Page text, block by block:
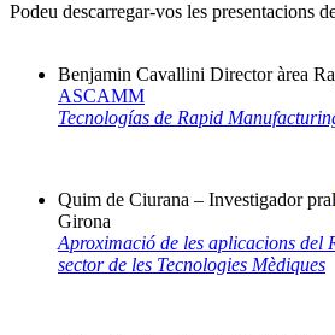
Podeu descarregar-vos les presentacions
Benjamin Cavallini Director àrea
ASCAMM
Tecnologías de Rapid
Quim de Ciurana – Investigador pral
Girona
Aproximació de les aplicacions del
sector de les Tecnologies Mèdiques